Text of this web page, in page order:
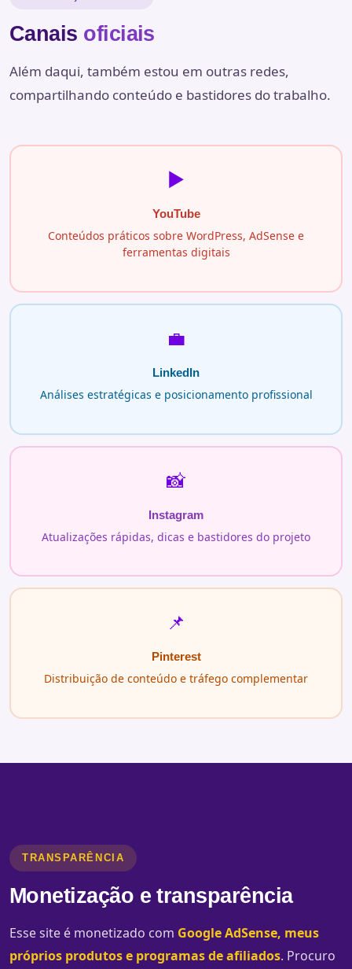
Canais oficiais
Além daqui, também estou em outras redes,
compartilhando conteúdo e bastidores do trabalho.
▶️
YouTube
Conteúdos práticos sobre WordPress, AdSense e
ferramentas digitais
💼
LinkedIn
Análises estratégicas e posicionamento profissional
📸
Instagram
Atualizações rápidas, dicas e bastidores do projeto
📌
Pinterest
Distribuição de conteúdo e tráfego complementar
TRANSPARÊNCIA
Monetização e transparência
Esse site é monetizado com Google AdSense, meus
próprios produtos e programas de afiliados. Procuro